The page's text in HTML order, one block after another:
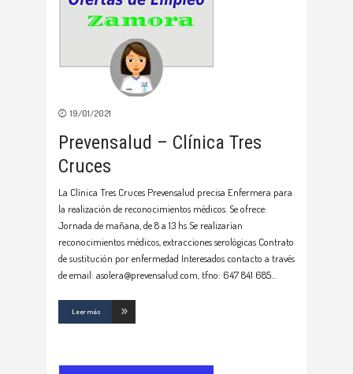
19/01/2021
Prevensalud – Clínica Tres
Cruces
La Clínica Tres Cruces Prevensalud precisa Enfermera para
la realización de reconocimientos médicos. Se ofrece:
Jornada de mañana, de 8 a 13 hs Se realizarían
reconocimientos médicos, extracciones serológicas Contrato
de sustitución por enfermedad Interesados contacto a través
de email: asolera@prevensalud.com, tfno: 647 841 685
Leer más